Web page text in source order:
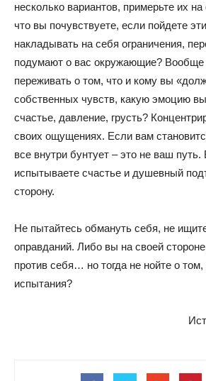
несколько вариантов, примерьте их на
что вы почувствуете, если пойдете
накладывать на себя ограничения,
подумают о вас окружающие? Вообще
переживать о том, что и кому вы
собственных чувств, какую эмоцию
счастье, давление, грусть?
своих ощущениях. Если вам
все внутри бунтует – это не ваш
испытываете счастье и душевный
сторону.
Не пытайтесь обмануть себя, не
оправданий. Либо вы на своей
против себя… но тогда не нойте о том,
испытания?